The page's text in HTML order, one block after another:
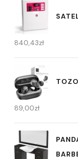
840,43zł
89,00zł